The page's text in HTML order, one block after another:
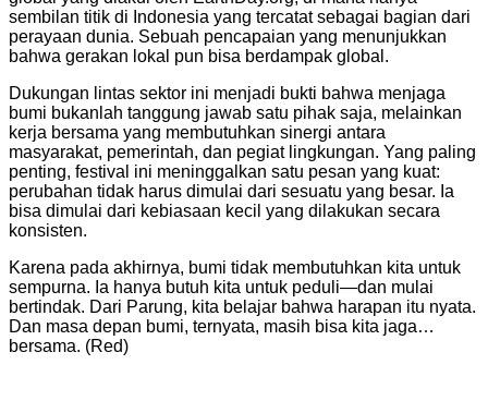
sembilan titik di Indonesia yang tercatat sebagai bagian dari
perayaan dunia. Sebuah pencapaian yang menunjukkan
bahwa gerakan lokal pun bisa berdampak global.
Dukungan lintas sektor ini menjadi bukti bahwa menjaga
bumi bukanlah tanggung jawab satu pihak saja, melainkan
kerja bersama yang membutuhkan sinergi antara
masyarakat, pemerintah, dan pegiat lingkungan. Yang paling
penting, festival ini meninggalkan satu pesan yang kuat:
perubahan tidak harus dimulai dari sesuatu yang besar. Ia
bisa dimulai dari kebiasaan kecil yang dilakukan secara
konsisten.
Karena pada akhirnya, bumi tidak membutuhkan kita untuk
sempurna. Ia hanya butuh kita untuk peduli—dan mulai
bertindak. Dari Parung, kita belajar bahwa harapan itu nyata.
Dan masa depan bumi, ternyata, masih bisa kita jaga…
bersama. (Red)